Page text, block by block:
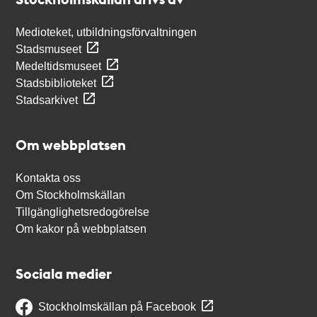
Medioteket, utbildningsförvaltningen
Stadsmuseet
Medeltidsmuseet
Stadsbiblioteket
Stadsarkivet
Om webbplatsen
Kontakta oss
Om Stockholmskällan
Tillgänglighetsredogörelse
Om kakor på webbplatsen
Sociala medier
Stockholmskällan på Facebook